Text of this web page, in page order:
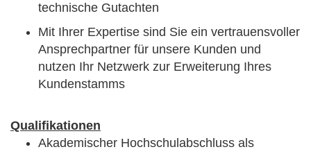
technische Gutachten
Mit Ihrer Expertise sind Sie ein vertrauensvoller
Ansprechpartner für unsere Kunden und
nutzen Ihr Netzwerk zur Erweiterung Ihres
Kundenstamms
Qualifikationen
Akademischer Hochschulabschluss als